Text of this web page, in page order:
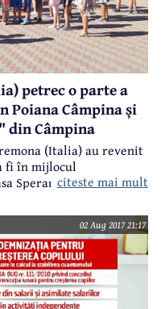
petrec o parte a
Poiana Câmpina și
din Câmpina
(Italia) au revenit
fi în mijlocul
Speranței", din
Maicilor Sfântului Iosif
citeste mai mult
02 Aug 2017 21:17